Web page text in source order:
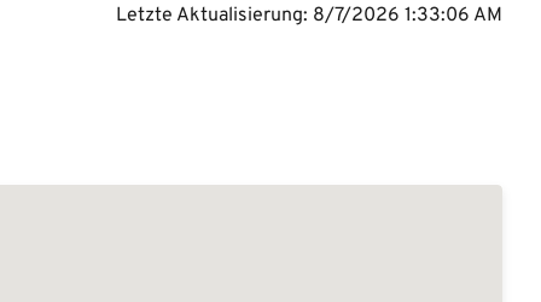
Letzte Aktualisierung: 8/7/2026 1:33:06 AM